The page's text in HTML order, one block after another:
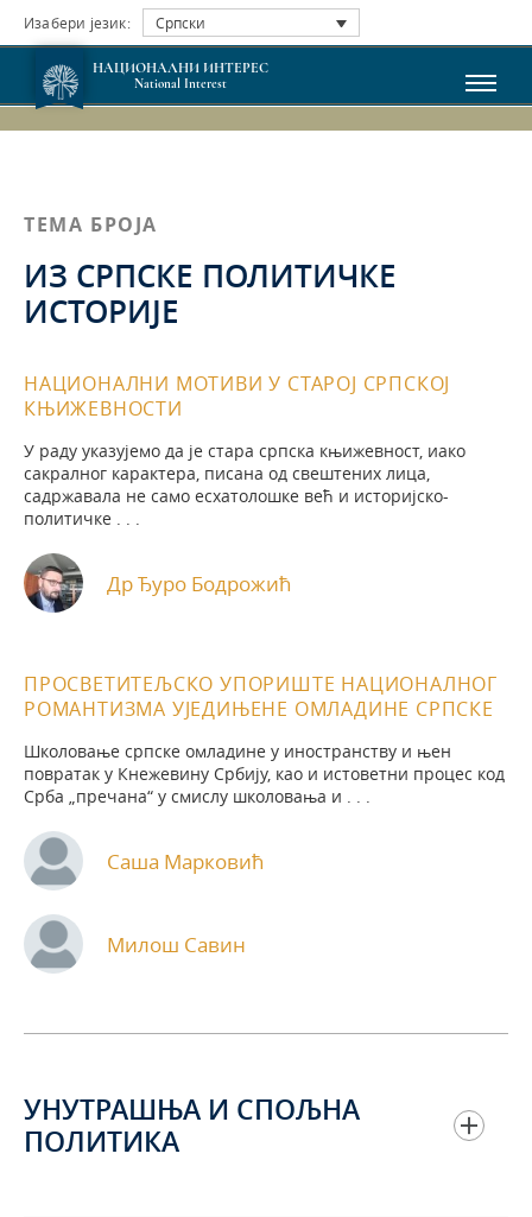
Изабери језик: Српски
НАЦИОНАЛНИ ИНТЕРЕС
National Interest
ТЕМА БРОЈА
ИЗ СРПСКЕ ПОЛИТИЧКЕ
ИСТОРИЈЕ
НАЦИОНАЛНИ МОТИВИ У СТАРОЈ СРПСКОЈ
КЊИЖЕВНОСТИ
У раду указујемо да је стара српска књижевност, иако
сакралног карактера, писана од свештених лица,
садржавала не само есхатолошке већ и историјско-
политичке . . .
Др Ђуро Бодрожић
ПРОСВЕТИТЕЉСКО УПОРИШТЕ НАЦИОНАЛНОГ
РОМАНТИЗМА УЈЕДИЊЕНЕ ОМЛАДИНЕ СРПСКЕ
Школовање српске омладине у иностранству и њен
повратак у Кнежевину Србију, као и истоветни процес код
Срба „пречана“ у смислу школовања и . . .
Саша Марковић
Милош Савин
УНУТРАШЊА И СПОЉНА
ПОЛИТИКА